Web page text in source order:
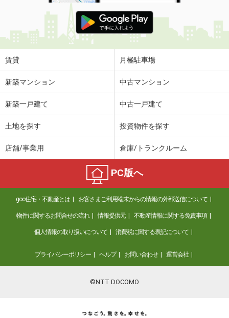
賃貸 月極駐車場
新築マンション 中古マンション
新築一戸建て 中古一戸建て
土地を探す 投資物件を探す
店舗/事業用 倉庫/トランクルーム
PC版へ
goo住宅・不動産とは お客さまご利用端末からの情報の外部送信について
物件に関するお問合せの流れ 情報提供元 不動産情報に関する免責事項
個人情報の取り扱いについて 消費税に関する表記について
プライバシーポリシー ヘルプ お問い合わせ 運営会社
©NTT DOCOMO